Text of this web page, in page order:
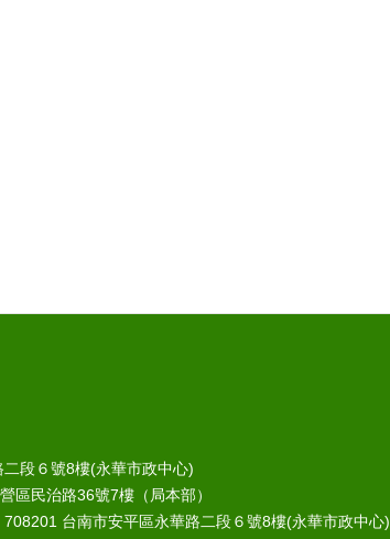
段６號8樓(永華市政中心)
區民治路36號7樓（局本部）
708201 台南市安平區永華路二段６號8樓(永華市政中心)